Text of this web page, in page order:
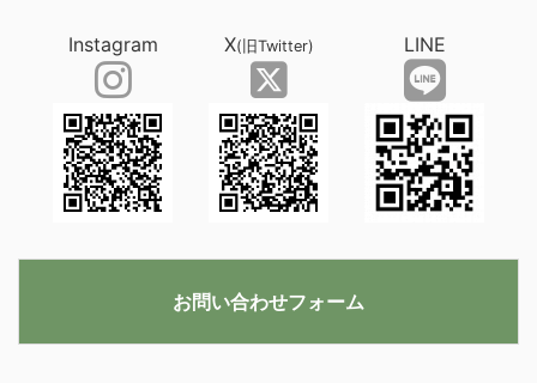
Instagram X(旧Twitter) LINE
お問い合わせフォーム